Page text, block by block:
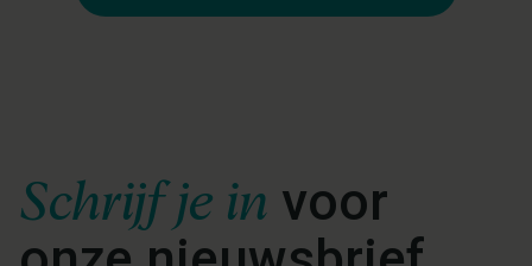
Schrijf je in voor